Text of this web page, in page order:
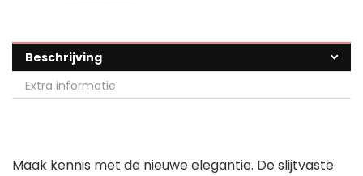
Beschrijving
Extra informatie
Maak kennis met de nieuwe elegantie. De slijtvaste